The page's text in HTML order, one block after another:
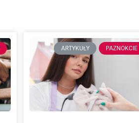
ARTYKUŁY PAZNOKCIE